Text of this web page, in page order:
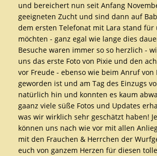
und bereichert nun seit Anfang
geeigneten Zucht und sind dann auf
dem ersten Telefonat mit Lara stand
möchten - ganz egal wie lange dies
Besuche waren immer so so herzlich -
uns das erste Foto von Pixie und den
vor Freude - ebenso wie beim Anruf
geworden ist und am Tag des Einzugs
natürlich hin und konnten es kaum
gaanz viele süße Fotos und Updates
was wir wirklich sehr geschätzt haben!
können uns nach wie vor mit allen
mit den Frauchen & Herrchen der
euch von ganzem Herzen für diesen